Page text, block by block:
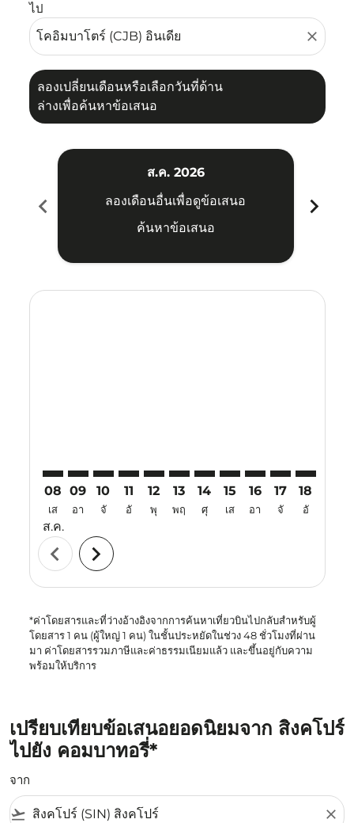
ไป
close
ลองเปลี่ยนเดือนหรือเลือกวันที่ด้าน
ล่างเพื่อค้นหาข้อเสนอ
chevron_left
ส.ค. 2026
ลองเดือนอื่นเพื่อดูข้อเสนอ
ค้นหาข้อเสนอ
chevron_right
08
เส
ส.ค.
09
อา
10
จั
11
อั
12
พุ
13
พฤ
14
ศุ
15
เส
16
อา
17
จั
18
อั
chevron_left chevron_right
*ค่าโดยสารและที่ว่างอ้างอิงจากการค้นหาเที่ยวบินไปกลับสำหรับผู้
โดยสาร 1 คน (ผู้ใหญ่ 1 คน) ในชั้นประหยัดในช่วง 48 ชั่วโมงที่ผ่าน
มา ค่าโดยสารรวมภาษีและค่าธรรมเนียมแล้ว และขึ้นอยู่กับความ
พร้อมให้บริการ
เปรียบเทียบข้อเสนอยอดนิยมจาก สิงคโปร์
ไปยัง คอมบาทอรี่*
จาก
flight_takeoff close